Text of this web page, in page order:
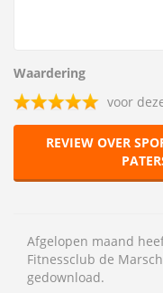
Waardering
voor
REVIEW OVER
Afgelopen maand
Fitnessclub de
gedownload.